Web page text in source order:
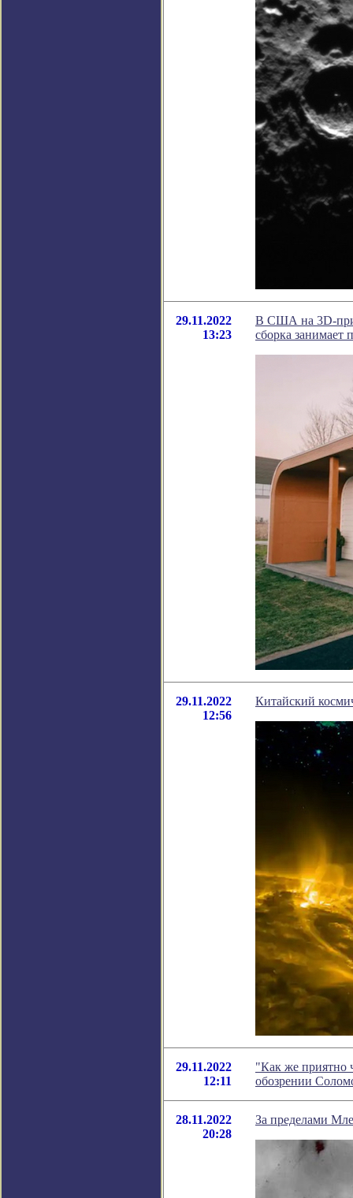
29.11.2022
13:23
В США на 3D-
сборка занимает
29.11.2022
12:56
Китайский
29.11.2022
12:11
"Как же приятно
обозрении
28.11.2022
20:28
За пределами